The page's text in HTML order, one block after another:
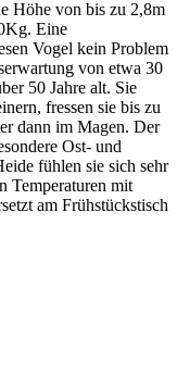
Höhe von bis zu 2,8m
Eine
Vogel kein Problem
von etwa 30
50 Jahre alt. Sie
fressen sie bis zu
dann im Magen. Der
Ost- und
fühlen sie sich sehr
Temperaturen mit
am Frühstückstisch